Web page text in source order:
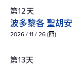
第12天
波多黎各 聖胡安
2026 / 11 / 26 (四)
第13天